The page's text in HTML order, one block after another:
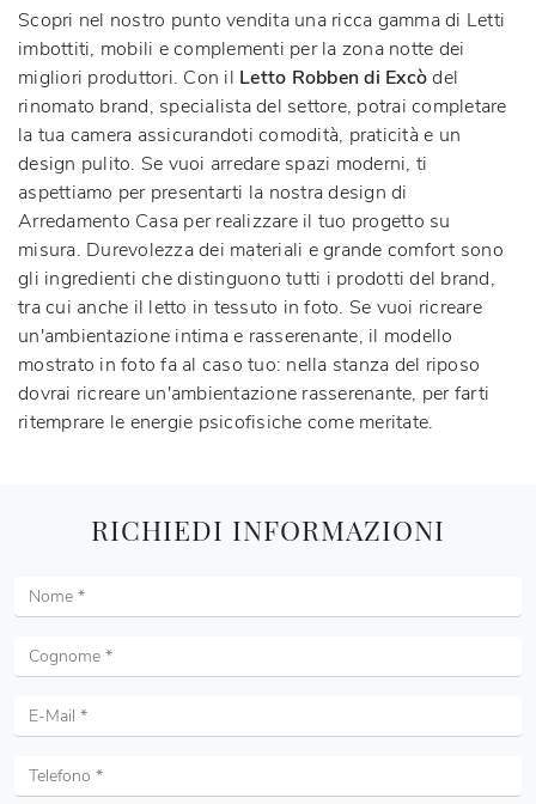
Scopri nel nostro punto vendita una ricca gamma di Letti
imbottiti, mobili e complementi per la zona notte dei
migliori produttori. Con il Letto Robben di Excòdel
rinomato brand, specialista del settore, potrai completare
la tua camera assicurandoti comodità, praticità e un
design pulito. Se vuoi arredare spazi moderni, ti
aspettiamo per presentarti la nostra design di
Arredamento Casa per realizzare il tuo progetto su
misura. Durevolezza dei materiali e grande comfort sono
gli ingredienti che distinguono tutti i prodotti del brand,
tra cui anche il letto in tessuto in foto. Se vuoi ricreare
un'ambientazione intima e rasserenante, il modello
mostrato in foto fa al caso tuo: nella stanza del riposo
dovrai ricreare un'ambientazione rasserenante, per farti
ritemprare le energie psicofisiche come meritate.
RICHIEDI INFORMAZIONI